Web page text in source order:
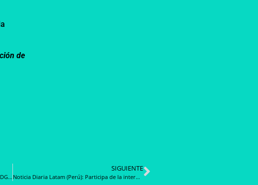
de
Noticia Diaria Latam (República Dominicana): DGCP y Unidad Antifraude detectan violaciones en licitaciones del INABIE; remiten hallazgos a la Procuraduría General de la República
SIGUIENTE
Noticia Diaria Latam (Perú): Participa de la interacción con el mercado a través de la herramienta de solicitud de información: contratación del servicio de limpieza